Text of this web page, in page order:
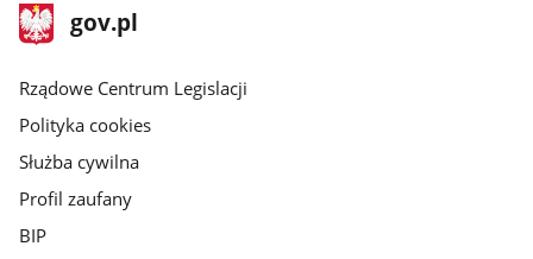
stopka
gov.plStrona
gov.pl
Rządowe Centrum Legislacji
Polityka cookies
Służba cywilna
Profil zaufany
BIP